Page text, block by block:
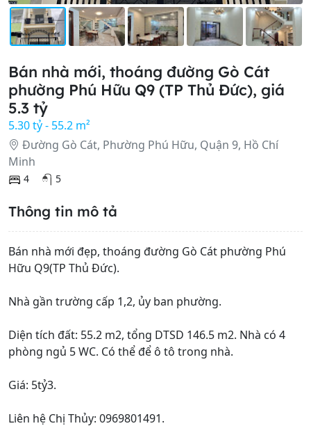
Bán nhà mới, thoáng đường Gò Cát
phường Phú Hữu Q9 (TP Thủ Đức), giá
5.3 tỷ
5.30 tỷ - 55.2 m²
Đường Gò Cát, Phường Phú Hữu, Quận 9, Hồ Chí
Minh
4 5
Thông tin mô tả
Bán nhà mới đẹp, thoáng đường Gò Cát phường Phú
Hữu Q9(TP Thủ Đức).
Nhà gần trường cấp 1,2, ủy ban phường.
Diện tích đất: 55.2 m2, tổng DTSD 146.5 m2. Nhà có 4
phòng ngủ 5 WC. Có thể để ô tô trong nhà.
Giá: 5tỷ3.
Liên hệ Chị Thủy: 0969801491.